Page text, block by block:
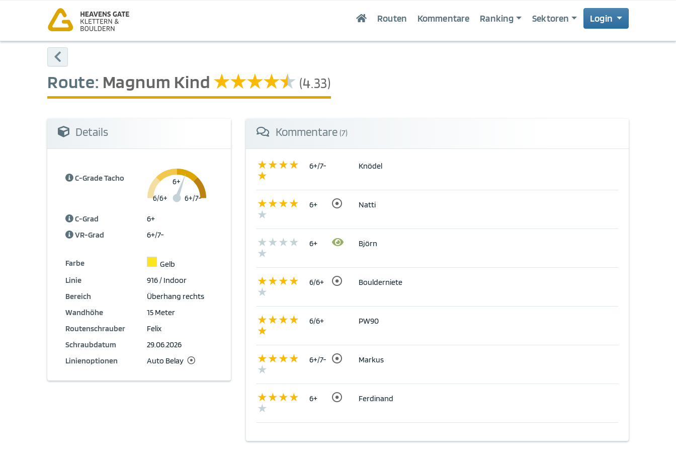
Routen Kommentare Ranking Sektoren Login
Route: Magnum Kind (4.33)
Details
C-Grade Tacho
6/6+
6+
6+/7-
C-Grad
6+
VR-Grad
6+/7-
Farbe
Gelb
Linie
916 / Indoor
Bereich
Überhang rechts
Wandhöhe
15 Meter
Routenschrauber
Felix
Schraubdatum
29.06.2026
Linienoptionen
Auto Belay
Kommentare(7)
6+/7- Knödel
6+ Natti
6+ Björn
6/6+ Boulderniete
6/6+ PW90
6+/7- Markus
6+ Ferdinand